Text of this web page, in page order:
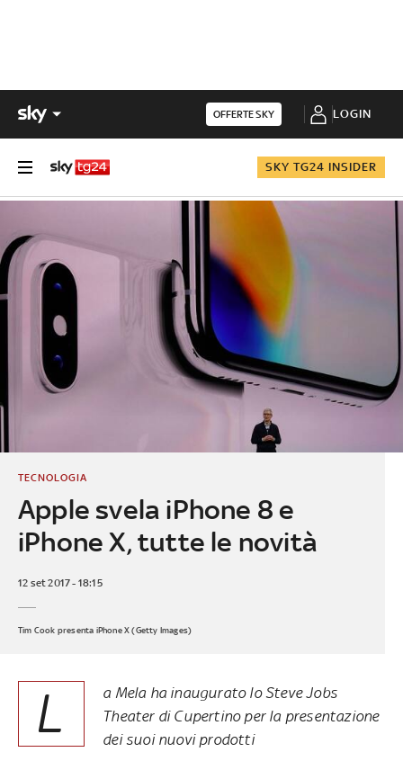
OFFERTE SKY LOGIN
SKY TG24 INSIDER
Apple svela iPhone 8 e
iPhone X, tutte le novità
TECNOLOGIA
12 set 2017 - 18:15
Tim Cook presenta iPhone X (Getty Images)
L a Mela ha inaugurato lo Steve Jobs
Theater di Cupertinoper la presentazione
dei suoi nuovi prodotti